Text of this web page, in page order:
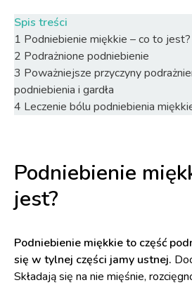
Spis treści
1 Podniebienie miękkie – co to jest?
2 Podrażnione podniebienie
3 Poważniejsze przyczyny
podniebienia i gardła
4 Leczenie bólu podniebienia
Podniebienie
jest?
Podniebienie miękkie to część
się w tylnej części jamy ustnej.
Składają się na nie mięśnie,